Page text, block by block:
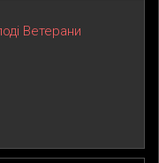
Ветерани